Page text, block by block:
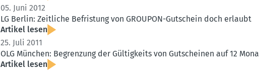
05. Juni 2012
LG Berlin: Zeitliche Befristung von GROUPON-Gutschein doch erlaubt
Artikel lesen
25. Juli 2011
OLG München: Begrenzung der Gültig­keits von Gutscheinen auf 12
Artikel lesen